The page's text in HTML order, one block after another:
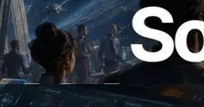
RPC hỗ trợ x402 —
Agent trả tiền theo nhu
dùng